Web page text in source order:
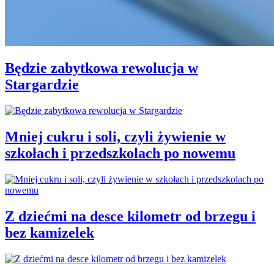
Będzie zabytkowa rewolucja w
Stargardzie
Mniej cukru i soli, czyli żywienie w
szkołach i przedszkolach po nowemu
Z dziećmi na desce kilometr od brzegu i
bez kamizelek